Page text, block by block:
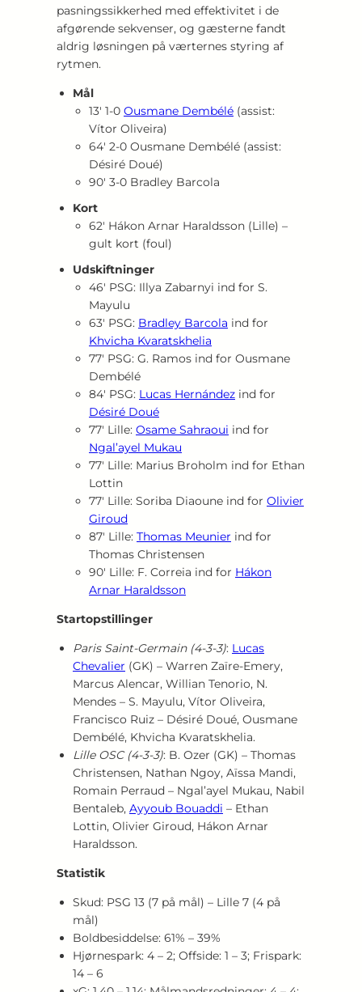
pasningssikkerhed med effektivitet i de
afgørende sekvenser, og gæsterne fandt
aldrig løsningen på værternes styring af
rytmen.
Mål
13′ 1‑0 Ousmane Dembélé (assist:
Vítor Oliveira)
64′ 2‑0 Ousmane Dembélé (assist:
Désiré Doué)
90′ 3‑0 Bradley Barcola
Kort
62′ Hákon Arnar Haraldsson (Lille) –
gult kort (foul)
Udskiftninger
46′ PSG: Illya Zabarnyi ind for S.
Mayulu
63′ PSG: Bradley Barcola ind for
Khvicha Kvaratskhelia
77′ PSG: G. Ramos ind for Ousmane
Dembélé
84′ PSG: Lucas Hernández ind for
Désiré Doué
77′ Lille: Osame Sahraoui ind for
Ngal’ayel Mukau
77′ Lille: Marius Broholm ind for Ethan
Lottin
77′ Lille: Soriba Diaoune ind for Olivier
Giroud
87′ Lille: Thomas Meunier ind for
Thomas Christensen
90′ Lille: F. Correia ind for Hákon
Arnar Haraldsson
Startopstillinger
Paris Saint‑Germain (4‑3‑3): Lucas
Chevalier (GK) – Warren Zaïre‑Emery,
Marcus Alencar, Willian Tenorio, N.
Mendes – S. Mayulu, Vítor Oliveira,
Francisco Ruiz – Désiré Doué, Ousmane
Dembélé, Khvicha Kvaratskhelia.
Lille OSC (4‑3‑3): B. Ozer (GK) – Thomas
Christensen, Nathan Ngoy, Aïssa Mandi,
Romain Perraud – Ngal’ayel Mukau, Nabil
Bentaleb, Ayyoub Bouaddi – Ethan
Lottin, Olivier Giroud, Hákon Arnar
Haraldsson.
Statistik
Skud: PSG 13 (7 på mål) – Lille 7 (4 på
mål)
Boldbesiddelse: 61% – 39%
Hjørnespark: 4 – 2; Offside: 1 – 3; Frispark:
14 – 6